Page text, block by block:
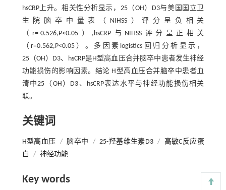
hsCRP上升。相关性分析显示，25（OH）D3与美国国立卫
生院脑卒中量表（NIHSS）评分呈负相关
（r=-0.526,P<0.05）,hsCRP与NIHSS评分呈正相关
（r=0.562,P<0.05）。多因素logistics回归分析显示，
25（OH）D3、hsCRP是H型高血压合并脑卒中患者发生神经
功能损伤的影响因素。结论 H型高血压合并脑卒中患者血
清中25（OH）D3、hsCRP表达水平与神经功能损伤相关
联。
关键词
H型高血压 / 脑卒中 / 25-羟基维生素D3 /
高敏C反应蛋
白
/ 神经功能
Key words